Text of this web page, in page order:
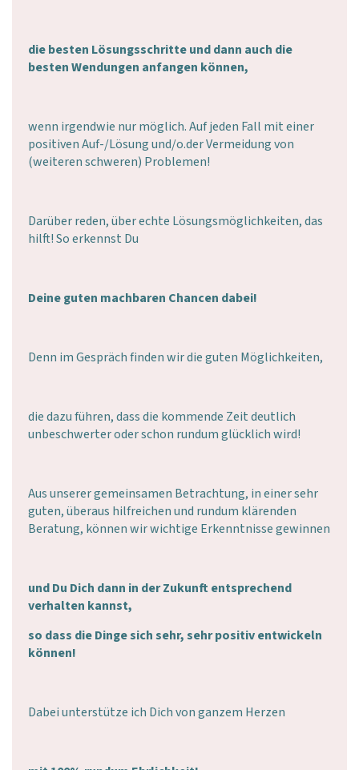
die besten Lösungsschritte und dann auch die
besten Wendungen anfangen können,
wenn irgendwie nur möglich. Auf jeden Fall mit einer
positiven Auf-/Lösung und/o.der Vermeidung von
(weiteren schweren) Problemen!
Darüber reden, über echte Lösungsmöglichkeiten, das
hilft! So erkennst Du
Deine guten machbaren Chancen dabei!
Denn im Gespräch finden wir die guten Möglichkeiten,
die dazu führen, dass die kommende Zeit deutlich
unbeschwerter oder schon rundum glücklich wird!
Aus unserer gemeinsamen Betrachtung, in einer sehr
guten, überaus hilfreichen und rundum klärenden
Beratung, können wir wichtige Erkenntnisse gewinnen
und Du Dich dann in der Zukunft entsprechend
verhalten kannst,
so dass die Dinge sich sehr, sehr positiv entwickeln
können!
Dabei unterstütze ich Dich von ganzem Herzen